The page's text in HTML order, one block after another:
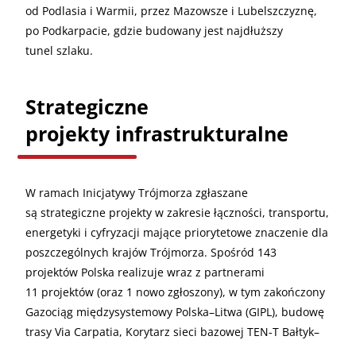
od Podlasia i Warmii, przez Mazowsze i Lubelszczyznę,
po Podkarpacie, gdzie budowany jest najdłuższy
tunel szlaku.
Strategiczne
projekty infrastrukturalne
W ramach Inicjatywy Trójmorza zgłaszane
są strategiczne projekty w zakresie łączności, transportu,
energetyki i cyfryzacji mające priorytetowe znaczenie dla
poszczególnych krajów Trójmorza. Spośród 143
projektów Polska realizuje wraz z partnerami
11 projektów (oraz 1 nowo zgłoszony), w tym zakończony
Gazociąg międzysystemowy Polska–Litwa (GIPL), budowę
trasy Via Carpatia, Korytarz sieci bazowej TEN-T Bałtyk–